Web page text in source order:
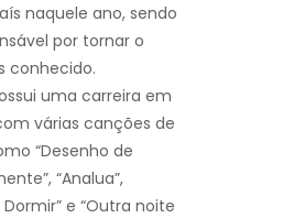
naquele ano, sendo
por tornar o
conhecido.
uma carreira em
várias canções de
“Desenho de
“Analua”,
Dormir” e “Outra noite